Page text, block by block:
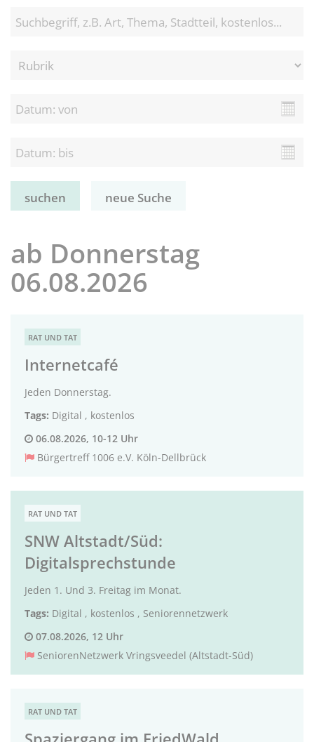
neue Suche
ab Donnerstag
06.08.2026
RAT UND TAT
Internetcafé
Jeden Donnerstag.
Tags: Digital , kostenlos
06.08.2026, 10-12 Uhr
Bürgertreff 1006 e.V. Köln-Dellbrück
RAT UND TAT
SNW Altstadt/Süd:
Digitalsprechstunde
Jeden 1. Und 3. Freitag im Monat.
Tags: Digital , kostenlos , Seniorennetzwerk
07.08.2026, 12 Uhr
SeniorenNetzwerk Vringsveedel (Altstadt-Süd)
RAT UND TAT